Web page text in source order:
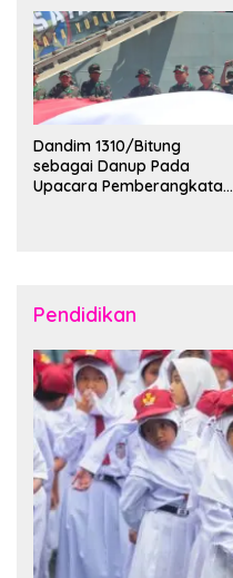
Dandim 1310/Bitung
sebagai Danup Pada
Upacara Pemberangkatan
Pendidikan